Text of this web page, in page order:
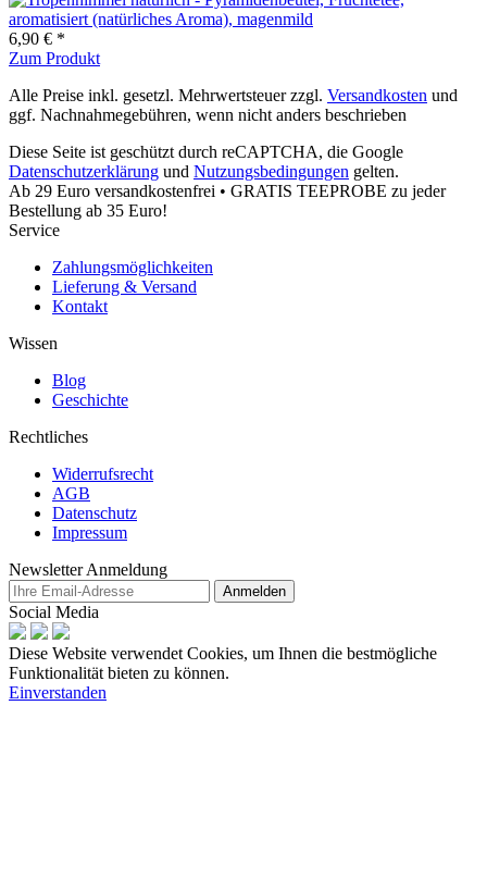
6,90 € *
Zum Produkt
Alle Preise inkl. gesetzl. Mehrwertsteuer zzgl. Versandkosten und
ggf. Nachnahmegebühren, wenn nicht anders beschrieben
Diese Seite ist geschützt durch reCAPTCHA, die Google
Datenschutzerklärung und Nutzungsbedingungen gelten.
Ab 29 Euro versandkostenfrei • GRATIS TEEPROBE zu jeder
Bestellung ab 35 Euro!
Service
Zahlungsmöglichkeiten
Lieferung & Versand
Kontakt
Wissen
Blog
Geschichte
Rechtliches
Widerrufsrecht
AGB
Datenschutz
Impressum
Newsletter Anmeldung
Anmelden
Social Media
Diese Website verwendet Cookies, um Ihnen die bestmögliche
Funktionalität bieten zu können.
Einverstanden